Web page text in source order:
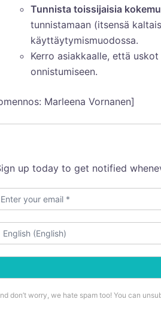
Tunnista toissijaisia
tunnistamaan (itsensä
käyttäytymismuodossa.
Kerro asiakkaalle, että
onnistumiseen.
Marleena Vornanen]
up today to get notified
don’t worry, we hate spam too! You can